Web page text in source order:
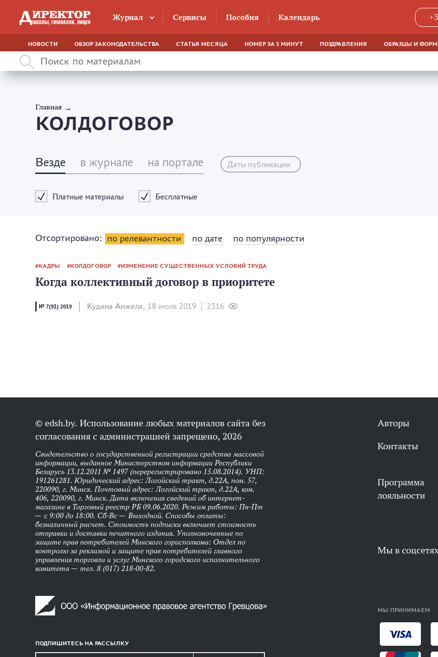
Журнал Сервисы Пособия Календарь
НОВОСТИ ОБЗОР ЗАКОНОДАТЕЛЬСТВА СТАТЬЯ МЕСЯЦА НОМЕР ЗА 5 МИНУТ ПОЗДРАВЛЕНИЯ ОБРАЗЦЫ И
Главная
КОЛДОГОВОР
Везде в журнале на портале Даты публикации
Платные материалы Бесплатные
Отсортировано: по релевантности по дате по популярности
КАДРЫ КОЛДОГОВОР ИЗМЕНЕНИЕ СУЩЕСТВЕННЫХ УСЛОВИЙ ТРУДА
Когда коллективный договор в приоритете
№ 7(91) 2019 Кудина Анжела, 18 июля 2019 2316
© edsh.by. Использование любых материалов сайта без
согласования с администрацией запрещено, 2026
Свидетельство о государственной регистрации средства массовой
информации, выданное Министерством информации Республики
Беларусь 13.12.2011 № 1497 (перерегистрировано 15.08.2014). УНП:
191261281. Юридический адрес: Логойский тракт, д.22А, пом. 57,
220090, г. Минск. Почтовый адрес: Логойский тракт, д.22А, ком.
406, 220090, г. Минск. Дата включения сведений об интернет-
магазине в Торговый реестр РБ 09.06.2020. Режим работы: Пн-Пт
— с 9:00 до 18:00. Сб-Вс — Выходной. Способы оплаты:
безналичный расчет. Стоимость подписки включает стоимость
отправки и доставки печатного издания. Уполномоченные по
защите прав потребителей Минского горисполкома: Отдел по
контролю за рекламой и защите прав потребителей главного
управления торговли и услуг Минского городского исполнительного
комитета — тел. 8 (017) 218-00-82.
ПОДПИШИТЕСЬ НА РАССЫЛКУ
Авторы
Контакты
Программа
лояльности
Мы в
МЫ ПРИНИМАЕМ